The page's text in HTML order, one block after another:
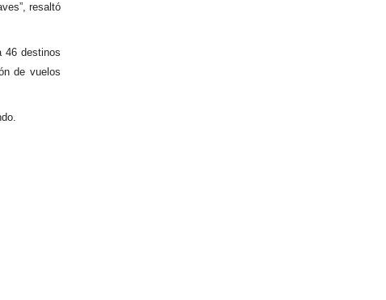
resaltó
46 destinos
de vuelos